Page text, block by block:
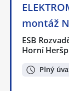
montáž
ESB
Horní
Plný